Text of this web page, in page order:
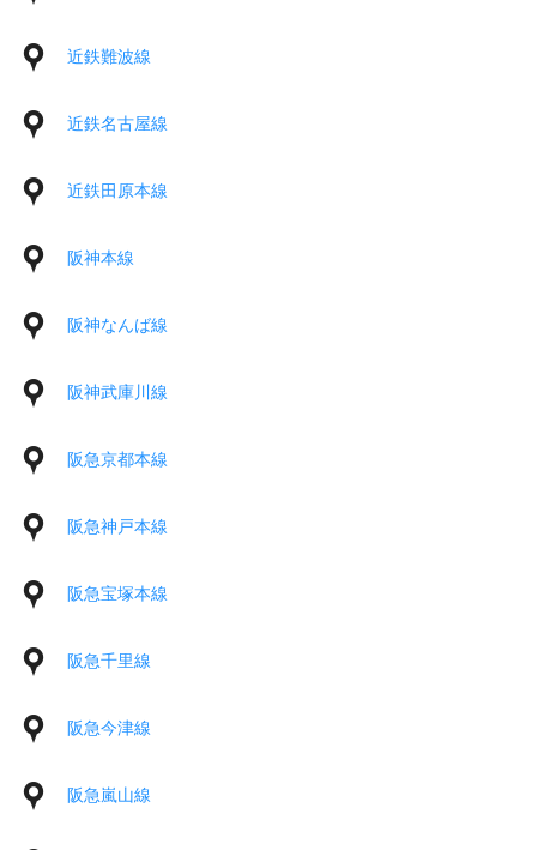
近鉄難波線
近鉄名古屋線
近鉄田原本線
阪神本線
阪神なんば線
阪神武庫川線
阪急京都本線
阪急神戸本線
阪急宝塚本線
阪急千里線
阪急今津線
阪急嵐山線